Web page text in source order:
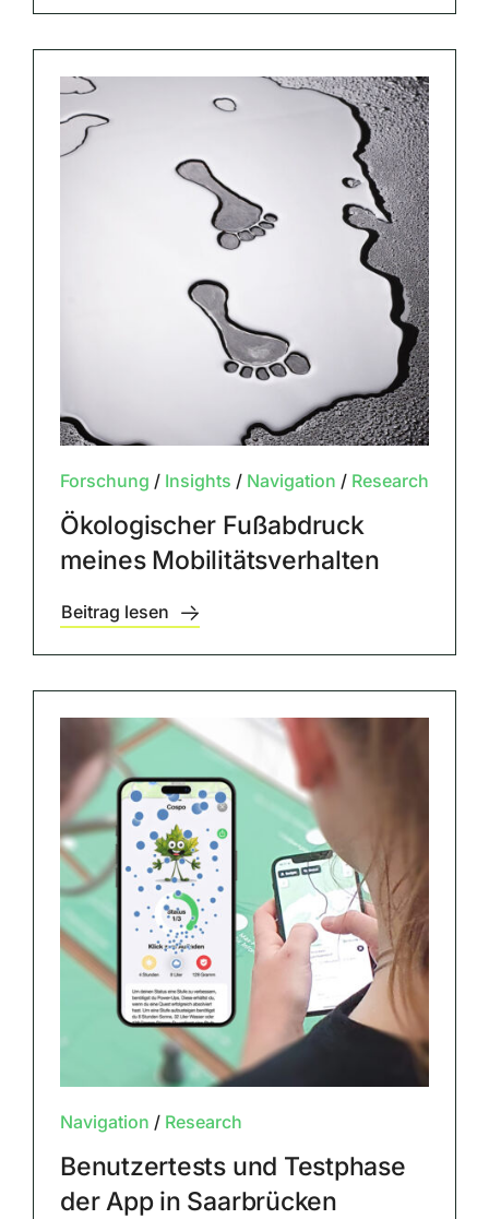
Forschung / Insights / Navigation / Research
Ökologischer Fußabdruck
meines Mobilitätsverhalten
Beitrag lesen
Navigation / Research
Benutzertests und Testphase
der App in Saarbrücken